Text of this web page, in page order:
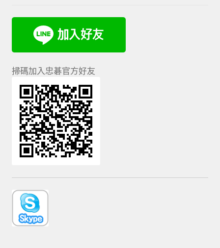
購物車
退款和退貨政策
掃碼加入忠碁官方好友